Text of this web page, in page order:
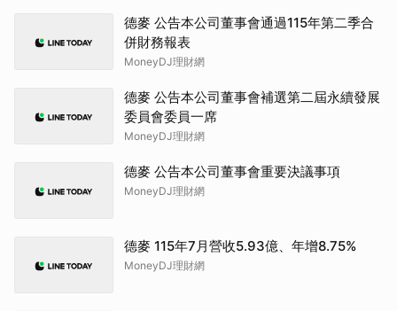
德麥 公告本公司董事會通過115年第二季合
併財務報表
MoneyDJ理財網
德麥 公告本公司董事會補選第二屆永續發展
委員會委員一席
MoneyDJ理財網
德麥 公告本公司董事會重要決議事項
MoneyDJ理財網
德麥 115年7月營收5.93億、年增8.75%
MoneyDJ理財網